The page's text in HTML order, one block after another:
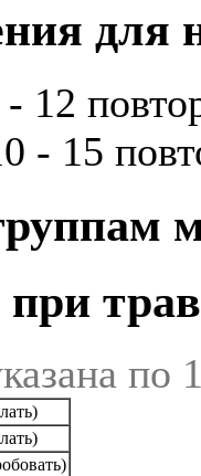
для
- 12
- 15
по